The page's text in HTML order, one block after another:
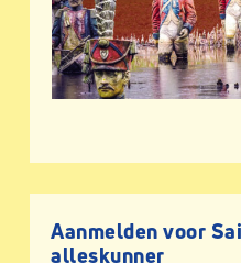
Aanmelden voor
alleskunner